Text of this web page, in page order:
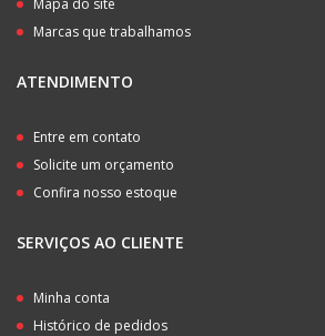
Marcas que trabalhamos
ATENDIMENTO
Entre em contato
Solicite um orçamento
Confira nosso estoque
SERVIÇOS AO CLIENTE
Minha conta
Histórico de pedidos